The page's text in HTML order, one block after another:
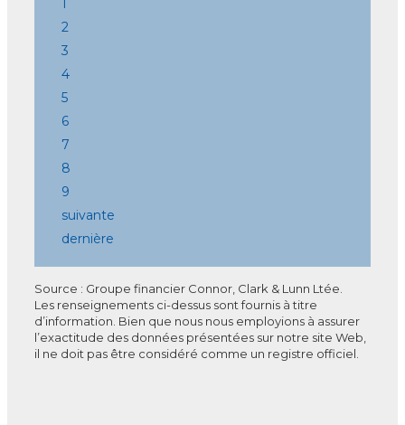
1
2
3
4
5
6
7
8
9
suivante
dernière
Source : Groupe financier Connor, Clark & Lunn Ltée.
Les renseignements ci-dessus sont fournis à titre
d’information. Bien que nous nous employions à assurer
l’exactitude des données présentées sur notre site Web,
il ne doit pas être considéré comme un registre officiel.